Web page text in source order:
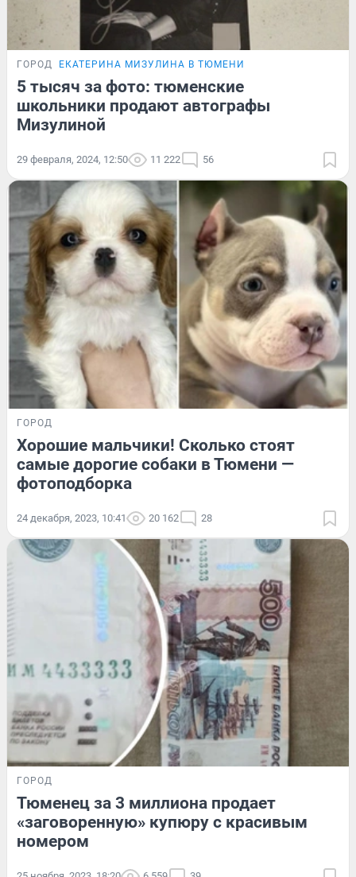
ГОРОД ЕКАТЕРИНА МИЗУЛИНА В ТЮМЕНИ
5 тысяч за фото: тюменские
школьники продают автографы
Мизулиной
29 февраля, 2024, 12:50 11 222 56
ГОРОД
Хорошие мальчики! Сколько стоят
самые дорогие собаки в Тюмени —
фотоподборка
24 декабря, 2023, 10:41 20 162 28
ГОРОД
Тюменец за 3 миллиона продает
«заговоренную» купюру с красивым
номером